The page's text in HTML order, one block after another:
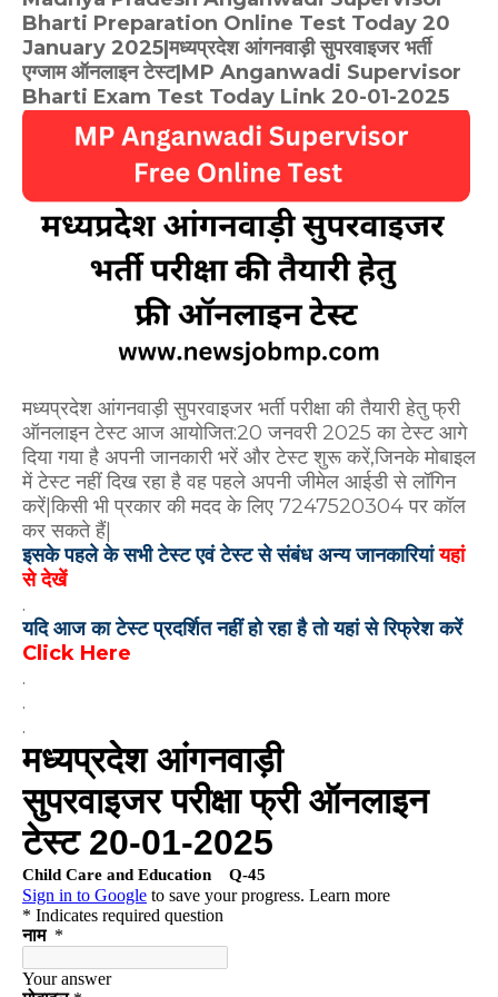
Bharti Preparation Online Test Today 20
January 2025|मध्यप्रदेश आंगनवाड़ी सुपरवाइजर भर्ती
एग्जाम ऑनलाइन टेस्ट|MP Anganwadi Supervisor
Bharti Exam Test Today Link 20-01-2025
मध्यप्रदेश आंगनवाड़ी सुपरवाइजर भर्ती परीक्षा की तैयारी हेतु फ्री
ऑनलाइन टेस्ट आज आयोजित:20 जनवरी 2025 का टेस्टआगे
दिया गया है अपनी जानकारी भरें और टेस्ट शुरू करें,जिनके मोबाइल
में टेस्ट नहीं दिख रहा है वह पहले अपनी जीमेल आईडी से लॉगिन
करें|किसी भी प्रकार की मदद के लिए 7247520304 पर कॉल
कर सकते हैं|
इसके पहले के सभी टेस्ट एवं टेस्ट से संबंध अन्य जानकारियांयहां
से देखें
.
यदि आज का टेस्ट प्रदर्शित नहीं हो रहा है तो यहां से रिफ्रेश करें
Click Here
.
.
.